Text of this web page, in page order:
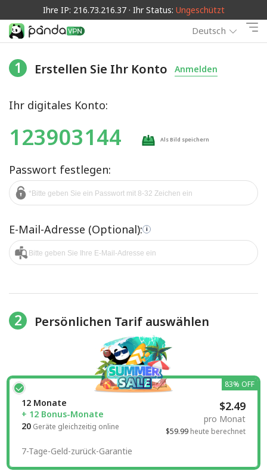
Ihre IP: 216.73.216.37 · Ihr Status: Ungeschützt
Deutsch
1 Erstellen Sie Ihr Konto Anmelden
Ihr digitales Konto:
123903144 Als Bild speichern
Passwort festlegen:
E-Mail-Adresse (Optional): i
2 Persönlichen Tarif auswählen
12 Monate
+ 12 Bonus-Monate
20 Geräte gleichzeitig online
$2.49
pro Monat
$59.99 heute berechnet
83% OFF
7-Tage-Geld-zurück-Garantie